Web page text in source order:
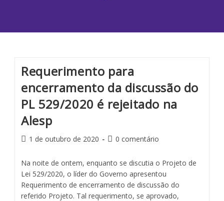
Requerimento para
encerramento da discussão do
PL 529/2020 é rejeitado na
Alesp
1 de outubro de 2020 0 comentário
Na noite de ontem, enquanto se discutia o Projeto de
Lei 529/2020, o líder do Governo apresentou
Requerimento de encerramento de discussão do
referido Projeto. Tal requerimento, se aprovado,